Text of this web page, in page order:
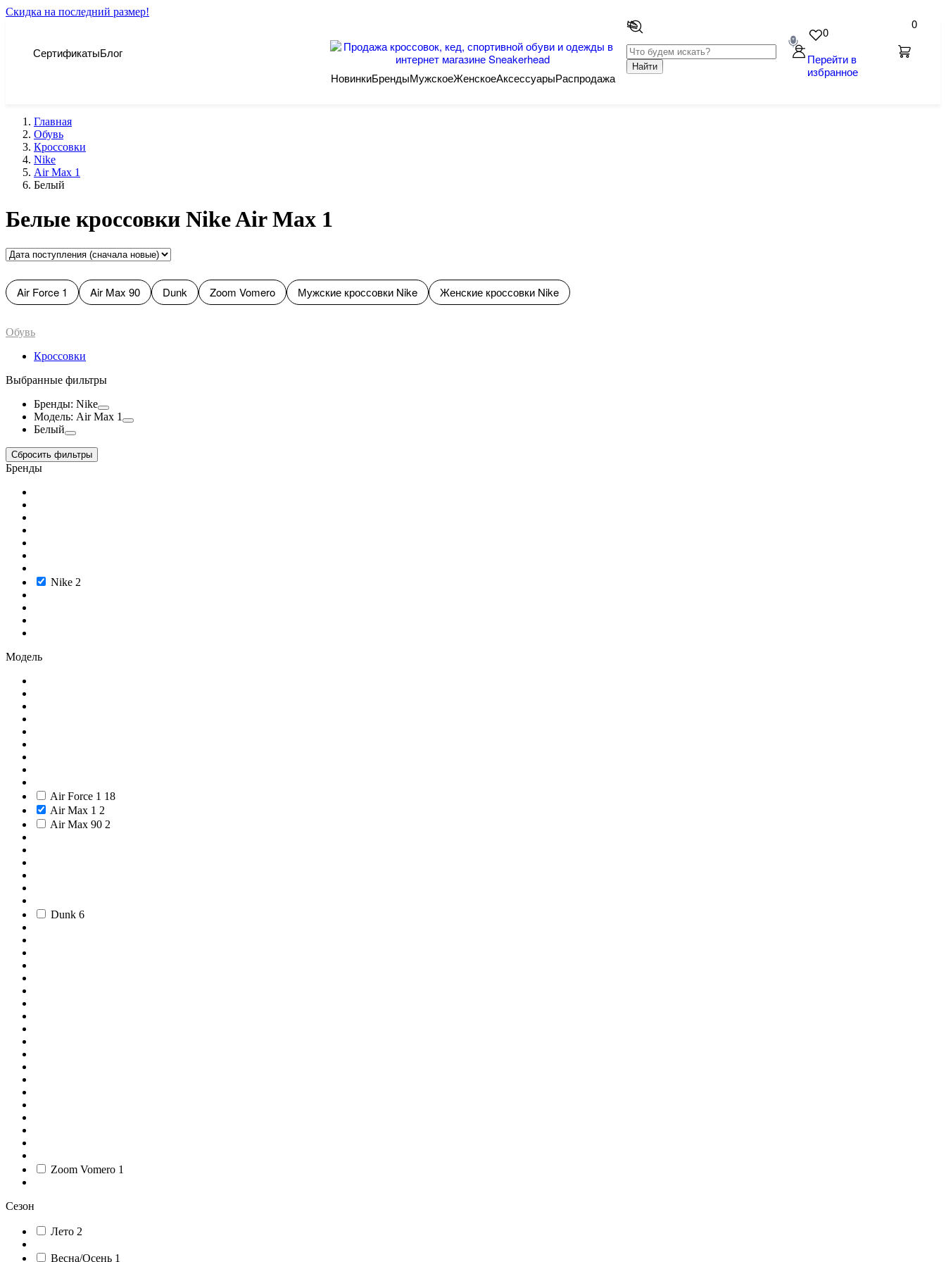
Скидка на последний размер!
СертификатыБлог
Найти
0
Перейти в
избранное
0
НовинкиБрендыМужскоеЖенскоеАксессуарыРаспродажа
Главная
Обувь
Кроссовки
Nike
Air Max 1
Белый
Белые кроссовки Nike Air Max 1
Air Force 1 Air Max 90 Dunk Zoom Vomero Мужские кроссовки Nike Женские кроссовки Nike
Обувь
Кроссовки
Выбранные фильтры
Бренды: Nike
Модель: Air Max 1
Белый
Сбросить фильтры
Бренды
Nike 2
Модель
Air Force 1 18
Air Max 1 2
Air Max 90 2
Dunk 6
Zoom Vomero 1
Сезон
Лето 2
Весна/Осень 1